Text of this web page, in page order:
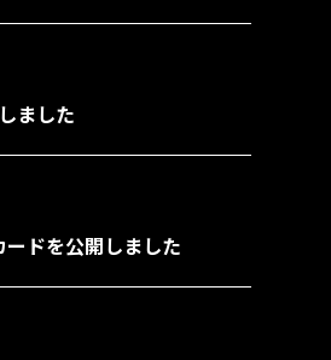
ました
ドを公開しました